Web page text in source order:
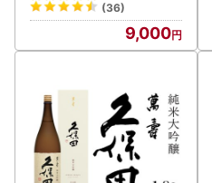
(36)
9,000